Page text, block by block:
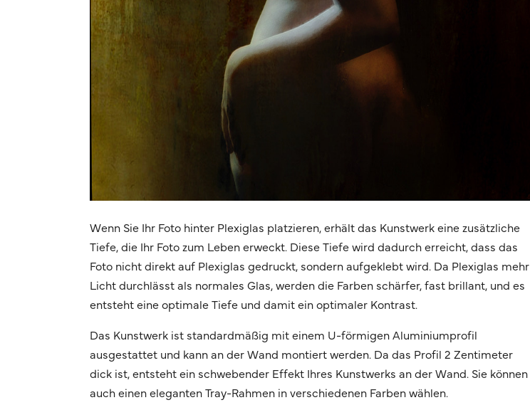
Wenn Sie Ihr Foto hinter Plexiglas platzieren, erhält das Kunstwerk eine zusätzliche
Tiefe, die Ihr Foto zum Leben erweckt. Diese Tiefe wird dadurch erreicht, dass das
Foto nicht direkt auf Plexiglas gedruckt, sondern aufgeklebt wird. Da Plexiglas mehr
Licht durchlässt als normales Glas, werden die Farben schärfer, fast brillant, und es
entsteht eine optimale Tiefe und damit ein optimaler Kontrast.
Das Kunstwerk ist standardmäßig mit einem U-förmigen Aluminiumprofil
ausgestattet und kann an der Wand montiert werden. Da das Profil 2 Zentimeter
dick ist, entsteht ein schwebender Effekt Ihres Kunstwerks an der Wand. Sie können
auch einen eleganten Tray-Rahmen in verschiedenen Farben wählen.